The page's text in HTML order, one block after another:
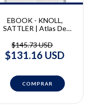
EBOOK - KNOLL,
SATTLER | Atlas De
Estética | Britta Knoll e
Gerhard Sattler
$145.73 USD
$131.16 USD